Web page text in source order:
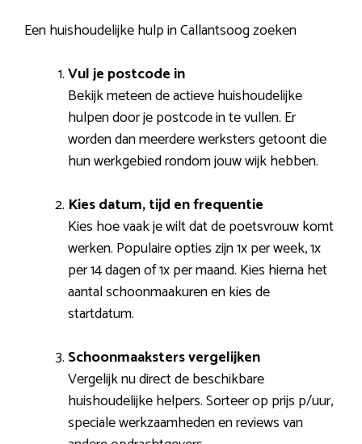
Een huishoudelijke hulp in Callantsoog zoeken
Vul je postcode in
Bekijk meteen de actieve huishoudelijke
hulpen door je postcode in te vullen. Er
worden dan meerdere werksters getoont die
hun werkgebied rondom jouw wijk hebben.
Kies datum, tijd en frequentie
Kies hoe vaak je wilt dat de poetsvrouw komt
werken. Populaire opties zijn 1x per week, 1x
per 14 dagen of 1x per maand. Kies hierna het
aantal schoonmaakuren en kies de
startdatum.
Schoonmaaksters vergelijken
Vergelijk nu direct de beschikbare
huishoudelijke helpers. Sorteer op prijs p/uur,
speciale werkzaamheden en reviews van